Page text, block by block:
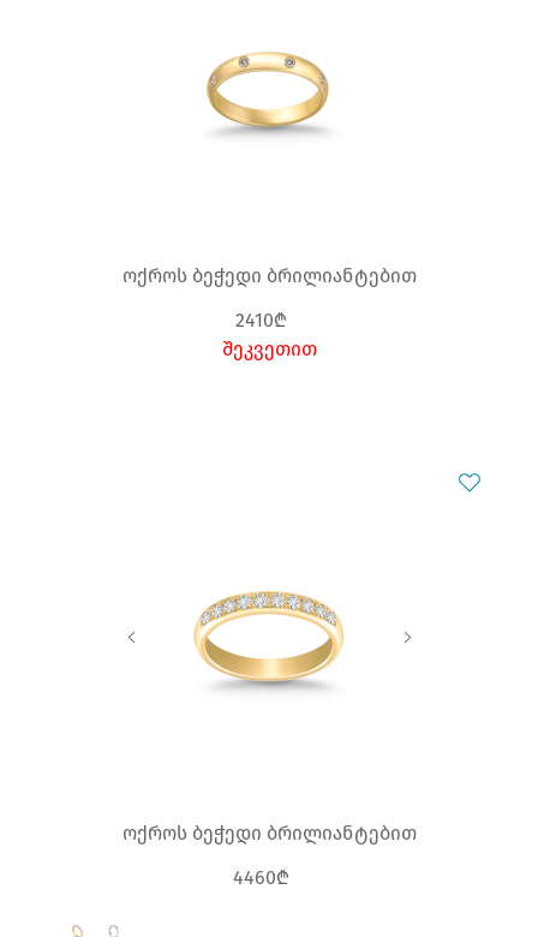
ოქროს ბეჭედი ბრილიანტებით
2410₾
შეკვეთით
ოქროს ბეჭედი ბრილიანტებით
4460₾